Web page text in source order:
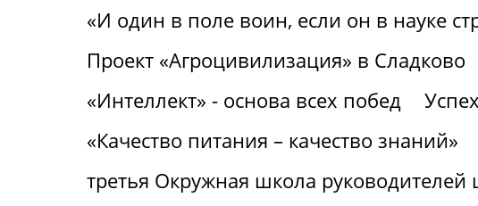
«И один в поле воин, если он в науке
Проект «Агроцивилизация» в Сладково
«Интеллект» - основа всех побед
«Качество питания – качество знаний»
третья Окружная школа руководителей